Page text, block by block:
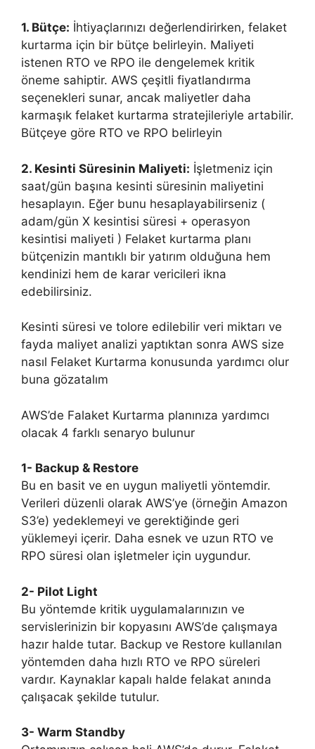
1. Bütçe: İhtiyaçlarınızı değerlendirirken, felaket
kurtarma için bir bütçe belirleyin. Maliyeti
istenen RTO ve RPO ile dengelemek kritik
öneme sahiptir. AWS çeşitli fiyatlandırma
seçenekleri sunar, ancak maliyetler daha
karmaşık felaket kurtarma stratejileriyle artabilir.
Bütçeye göre RTO ve RPO belirleyin
2. Kesinti Süresinin Maliyeti: İşletmeniz için
saat/gün başına kesinti süresinin maliyetini
hesaplayın. Eğer bunu hesaplayabilirseniz (
adam/gün X kesintisi süresi + operasyon
kesintisi maliyeti ) Felaket kurtarma planı
bütçenizin mantıklı bir yatırım olduğuna hem
kendinizi hem de karar vericileri ikna
edebilirsiniz.
Kesinti süresi ve tolore edilebilir veri miktarı ve
fayda maliyet analizi yaptıktan sonra AWS size
nasıl Felaket Kurtarma konusunda yardımcı olur
buna gözatalım
AWS’de Falaket Kurtarma planınıza yardımcı
olacak 4 farklı senaryo bulunur
1- Backup & Restore
Bu en basit ve en uygun maliyetli yöntemdir.
Verileri düzenli olarak AWS’ye (örneğin Amazon
S3’e) yedeklemeyi ve gerektiğinde geri
yüklemeyi içerir. Daha esnek ve uzun RTO ve
RPO süresi olan işletmeler için uygundur.
2- Pilot Light
Bu yöntemde kritik uygulamalarınızın ve
servislerinizin bir kopyasını AWS’de çalışmaya
hazır halde tutar. Backup ve Restore kullanılan
yöntemden daha hızlı RTO ve RPO süreleri
vardır. Kaynaklar kapalı halde felakat anında
çalışacak şekilde tutulur.
3- Warm Standby